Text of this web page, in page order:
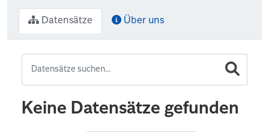
Datensätze Über uns
Keine Datensätze gefunden